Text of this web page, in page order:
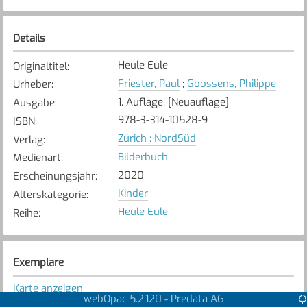
Details
Originaltitel:
Heule Eule
Urheber: Friester, Paul; Goossens, Philippe
Ausgabe:
1. Auflage, [Neuauflage]
ISBN:
978-3-314-10528-9
Verlag:
Zürich : NordSüd
Medienart:
Bilderbuch
Erscheinungsjahr:
2020
Alterskategorie:
Kinder
Reihe: Heule Eule
Exemplare
Karte anzeigen
webOpac 5.2.120 - Predata AG